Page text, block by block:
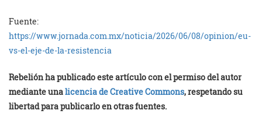
Fuente:
https://www.jornada.com.mx/noticia/2026/06/08/opinion/eu-
vs-el-eje-de-la-resistencia
Rebelión ha publicado este artículo con el permiso del autor
mediante unalicencia de Creative Commons, respetando su
libertad para publicarlo en otras fuentes.